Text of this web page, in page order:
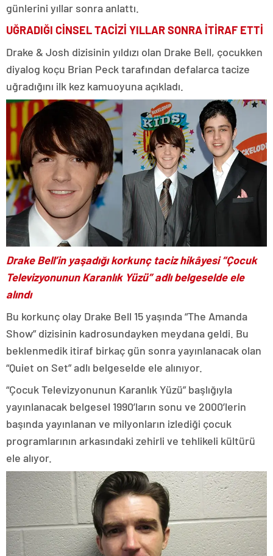
günlerini yıllar sonra anlattı.
UĞRADIĞI CİNSEL TACİZİ YILLAR SONRA İTİRAF ETTİ
Drake & Josh dizisinin yıldızı olan Drake Bell, çocukken
diyalog koçu Brian Peck tarafından defalarca tacize
uğradığını ilk kez kamuoyuna açıkladı.
Drake Bell’in yaşadığı korkunç taciz hikâyesi “Çocuk
Televizyonunun Karanlık Yüzü” adlı belgeselde ele
alındı
Bu korkunç olay Drake Bell 15 yaşında “The Amanda
Show” dizisinin kadrosundayken meydana geldi. Bu
beklenmedik itiraf birkaç gün sonra yayınlanacak olan
“Quiet on Set” adlı belgeselde ele alınıyor.
“Çocuk Televizyonunun Karanlık Yüzü” başlığıyla
yayınlanacak belgesel 1990’ların sonu ve 2000’lerin
başında yayınlanan ve milyonların izlediği çocuk
programlarının arkasındaki zehirli ve tehlikeli kültürü
ele alıyor.